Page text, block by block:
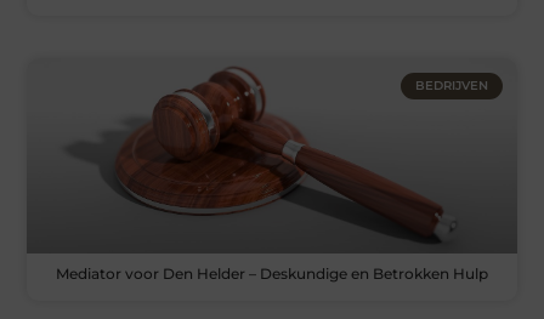
BEDRIJVEN
Mediator voor Den Helder – Deskundige en Betrokken Hulp